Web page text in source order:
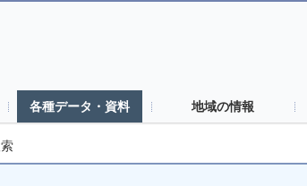
各種データ・資料 地域の情報